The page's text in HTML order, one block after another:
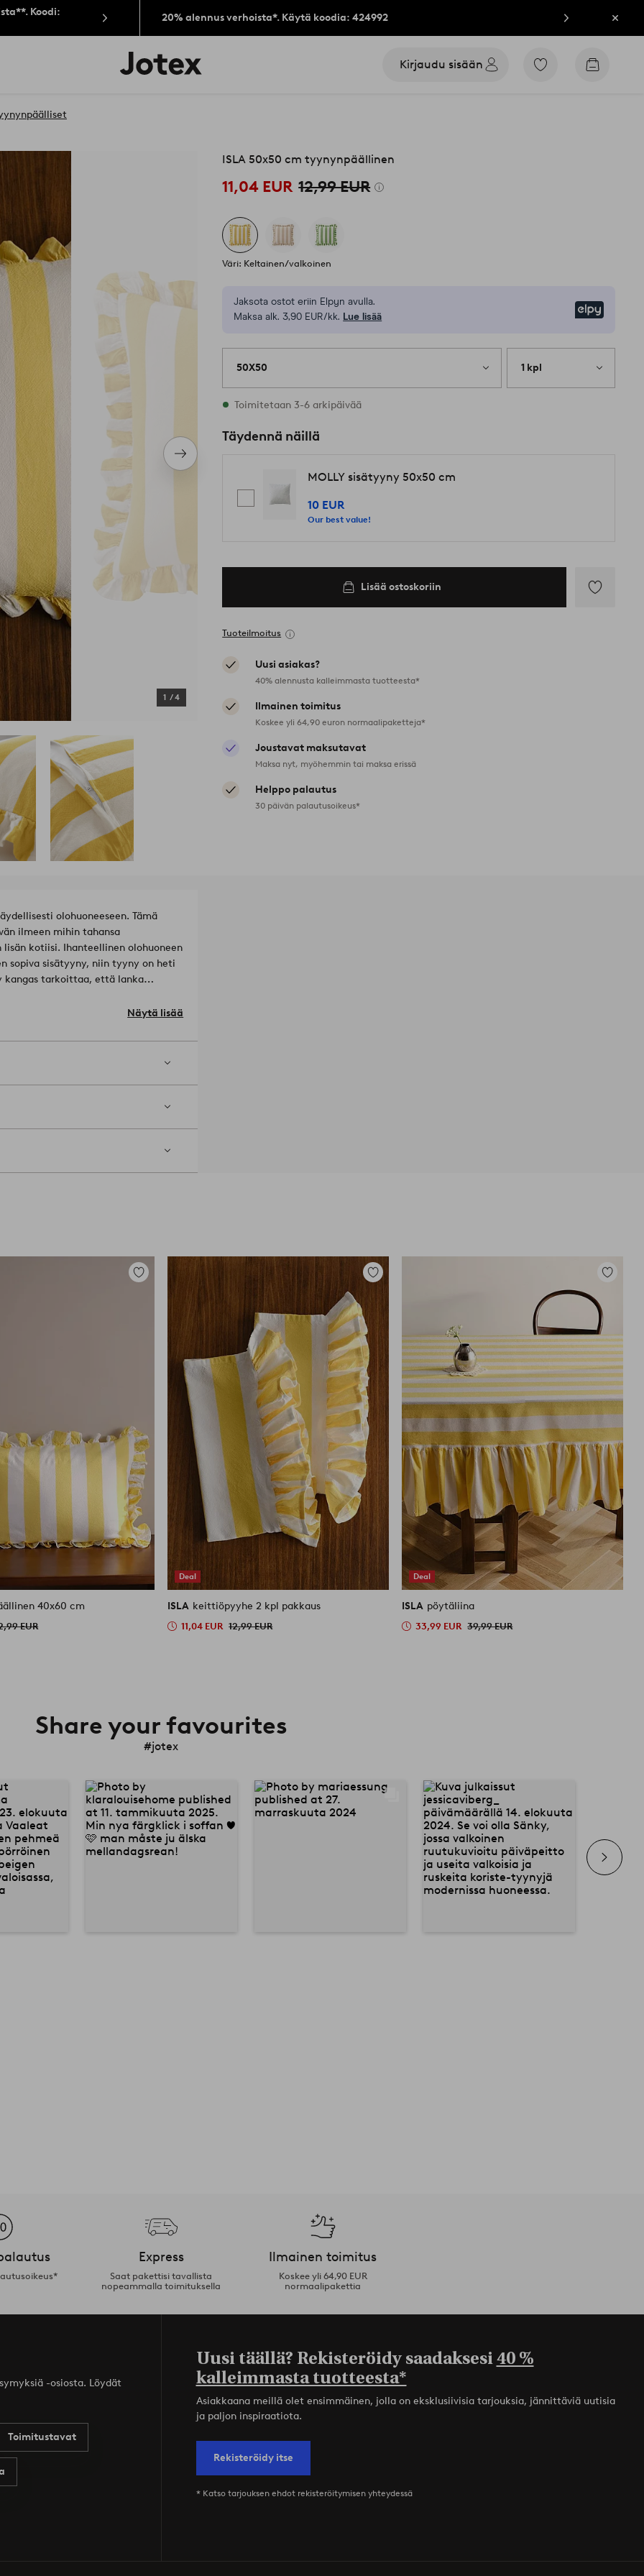
Koodi:
20% alennus verhoista*. Käytä koodia: 424992 Sulje
Jotex-
logo
Kirjaudu sisään
Siirry
Siirry
Seuraava
tuote
1 /4
ISLA 50x50 cm tyynynpäällinen
11,04 EUR 12,99 EUR
Väri: Keltainen/valkoinen
Jaksota ostot eriin Elpyn avulla.
Maksa alk. 3,90 EUR/kk. Lue lisää
50X50 1 kpl
Varastossa
Toimitetaan 3-6 arkipäivää
Täydennä näillä
MOLLY sisätyyny 50x50 cm
10 EUR
Our best value!
Lisää ostoskoriin
Tuoteilmoitus
Uusi asiakas?
40% alennusta kalleimmasta tuotteesta*
Ilmainen toimitus
Koskee yli 64,90 euron normaalipaketteja*
Joustavat maksutavat
Maksa nyt, myöhemmin tai maksa erissä
Helppo palautus
30 päivän palautusoikeus*
olohuoneeseen. Tämä
ilmeen mihin tahansa
kotiisi. Ihanteellinen olohuoneen
sopiva sisätyyny, niin tyyny on heti
kangas tarkoittaa, että lanka
kankaan molemmilla
Näytä lisää
Lisää
40x60 cm
EUR
Deal
Lisää
ISLA keittiöpyyhe 2 kpl pakkaus
11,04 EUR 12,99 EUR
Deal
Lisää
ISLA pöytäliina
33,99 EUR 39,99 EUR
Share your favourites
#jotex
Express
Saat pakettisi tavallista
nopeammalla toimituksella
Ilmainen toimitus
Koskee yli 64,90 EUR
normaalipakettia
-osiosta. Löydät
Toimitustavat
Uusi täällä? Rekisteröidy saadaksesi40 %
kalleimmasta tuotteesta*
Asiakkaana meillä olet ensimmäinen, jolla on eksklusiivisia tarjouksia, jännittäviä uutisia
ja paljon inspiraatiota.
Rekisteröidy itse
* Katso tarjouksen ehdot rekisteröitymisen yhteydessä